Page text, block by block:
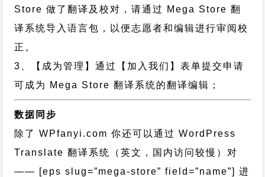
Store 做了翻译及校对，请通过 Mega Store 翻
译系统导入语言包，以便志愿者和编辑进行审阅校
正。
3、【成为管理】通过【加入我们】表单提交申请
可成为 Mega Store 翻译系统的翻译编辑；
数据同步
除了 WPfanyi.com 你还可以通过WordPress
Translate 翻译系统（英文，国内访问较慢）对
—— [eps slug=”mega-store” field=”name”]进